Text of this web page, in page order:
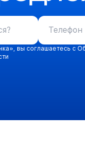
вы соглашаетесь с